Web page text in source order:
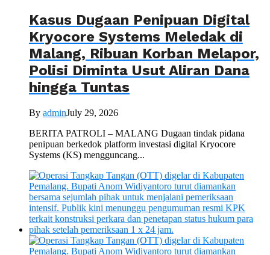
Kasus Dugaan Penipuan Digital
Kryocore Systems Meledak di
Malang, Ribuan Korban Melapor,
Polisi Diminta Usut Aliran Dana
hingga Tuntas
By adminJuly 29, 2026
BERITA PATROLI – MALANG Dugaan tindak pidana
penipuan berkedok platform investasi digital Kryocore
Systems (KS) mengguncang...